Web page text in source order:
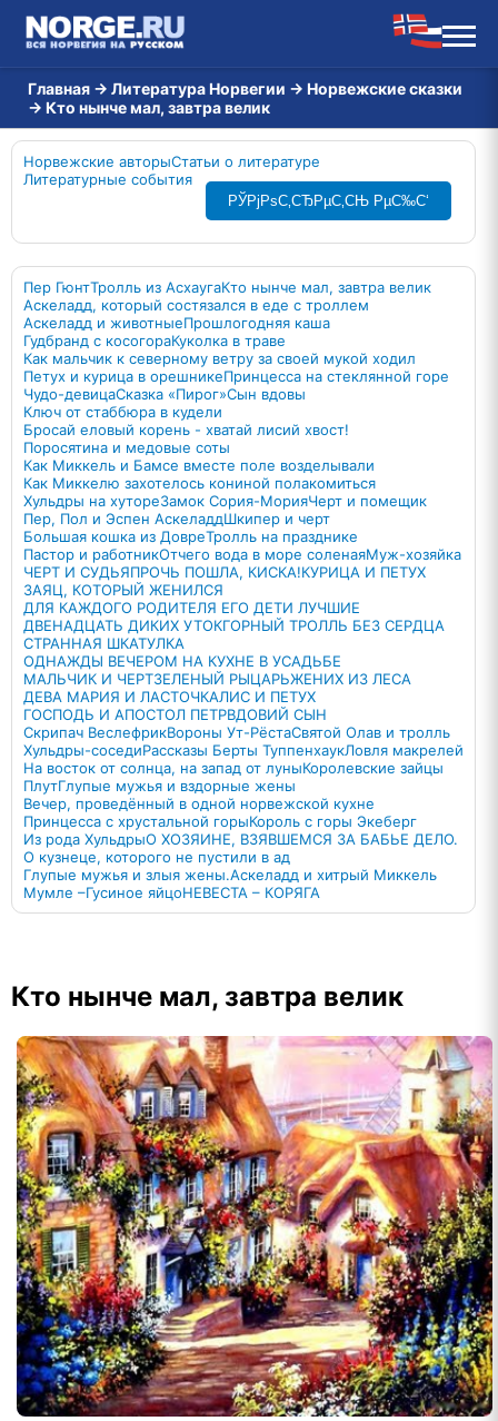
Главная → Литература Норвегии → Норвежские сказки
→ Кто нынче мал, завтра велик
Норвежские авторыСтатьи о литературе
Литературные события
РЎРјРѕС‚СЂРµС‚СЊ РµС‰С‘
Пер ГюнтТролль из АсхаугаКто нынче мал, завтра велик
Аскеладд, который состязался в еде с троллем
Аскеладд и животныеПрошлогодняя каша
Гудбранд с косогораКуколка в траве
Как мальчик к северному ветру за своей мукой ходил
Петух и курица в орешникеПринцесса на стеклянной горе
Чудо-девицаСказка «Пирог»Сын вдовы
Ключ от стаббюра в кудели
Бросай еловый корень - хватай лисий хвост!
Поросятина и медовые соты
Как Миккель и Бамсе вместе поле возделывали
Как Миккелю захотелось кониной полакомиться
Хульдры на хутореЗамок Сория-МорияЧерт и помещик
Пер, Пол и Эспен АскеладдШкипер и черт
Большая кошка из ДовреТролль на празднике
Пастор и работникОтчего вода в море соленаяМуж-хозяйка
ЧЕРТ И СУДЬЯПРОЧЬ ПОШЛА, КИСКА!КУРИЦА И ПЕТУХ
ЗАЯЦ, КОТОРЫЙ ЖЕНИЛСЯ
ДЛЯ КАЖДОГО РОДИТЕЛЯ ЕГО ДЕТИ ЛУЧШИЕ
ДВЕНАДЦАТЬ ДИКИХ УТОКГОРНЫЙ ТРОЛЛЬ БЕЗ СЕРДЦА
СТРАННАЯ ШКАТУЛКА
ОДНАЖДЫ ВЕЧЕРОМ НА КУХНЕ В УСАДЬБЕ
МАЛЬЧИК И ЧЕРТЗЕЛЕНЫЙ РЫЦАРЬЖЕНИХ ИЗ ЛЕСА
ДЕВА МАРИЯ И ЛАСТОЧКАЛИС И ПЕТУХ
ГОСПОДЬ И АПОСТОЛ ПЕТРВДОВИЙ СЫН
Скрипач ВеслефрикВороны Ут-РёстаСвятой Олав и тролль
Хульдры-соседиРассказы Берты ТуппенхаукЛовля макрелей
На восток от солнца, на запад от луныКоролевские зайцы
ПлутГлупые мужья и вздорные жены
Вечер, проведённый в одной норвежской кухне
Принцесса с хрустальной горыКороль с горы Экеберг
Из рода ХульдрыО ХОЗЯИНЕ, ВЗЯВШЕМСЯ ЗА БАБЬЕ ДЕЛО.
О кузнеце, которого не пустили в ад
Глупые мужья и злыя жены.Аскеладд и хитрый Миккель
Мумле –Гусиное яйцоНЕВЕСТА – КОРЯГА
Кто нынче мал, завтра велик